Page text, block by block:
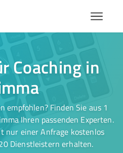
Coaching in
empfohlen? Finden Sie aus 1
Ihren passenden Experten.
nur einer Anfrage kostenlos
Dienstleistern erhalten.